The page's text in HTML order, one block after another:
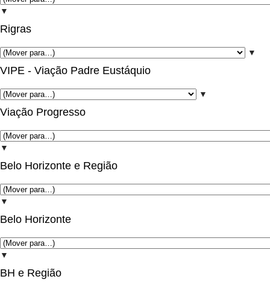
▼
Rigras
▼
VIPE - Viação Padre Eustáquio
▼
Viação Progresso
▼
Belo Horizonte e Região
▼
Belo Horizonte
▼
BH e Região